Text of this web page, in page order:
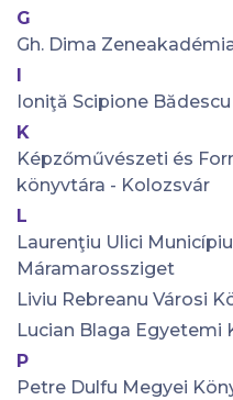
G
Gh. Dima
I
Ioniţă Scipione
K
Képzőművészeti és
könyvtára - Kolozsvár
L
Laurenţiu Ulici
Máramarossziget
Liviu Rebreanu Városi
Lucian Blaga Egyetemi
P
Petre Dulfu Megyei